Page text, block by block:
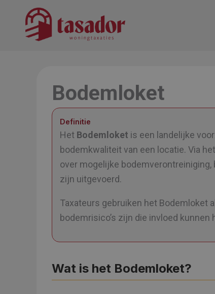
Bodemloket
Definitie
Het Bodemloket is een landelijke
bodemkwaliteit van een locatie. Via
over mogelijke
zijn uitgevoerd.
Taxateurs gebruiken het Bodemloket
bodemrisico’s zijn die invloed
Wat is het Bodemloket?